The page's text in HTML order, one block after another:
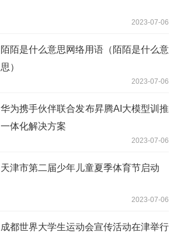
2023-07-06
陌陌是什么意思网络用语（陌陌是什么意
思）
2023-07-06
华为携手伙伴联合发布昇腾AI大模型训推
一体化解决方案
2023-07-06
天津市第二届少年儿童夏季体育节启动
2023-07-06
成都世界大学生运动会宣传活动在津举行